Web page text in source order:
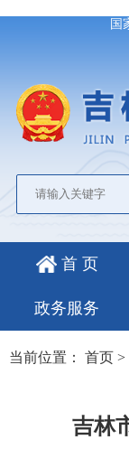
国
首 页
政务服务
当前位置： 首页 >
吉林